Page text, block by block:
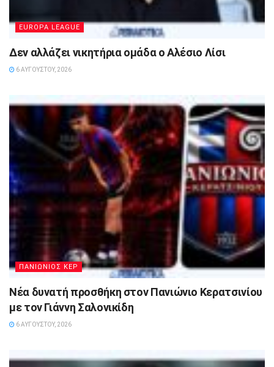
EUROPA LEAGUE
Δεν αλλάζει νικητήρια ομάδα ο Αλέσιο Λίσι
6 ΑΥΓΟΎΣΤΟΥ, 2026
ΠΑΝΙΩΝΙΟΣ ΚΕΡ
Νέα δυνατή προσθήκη στον Πανιώνιο Κερατσινίου
με τον Γιάννη Σαλονικίδη
6 ΑΥΓΟΎΣΤΟΥ, 2026